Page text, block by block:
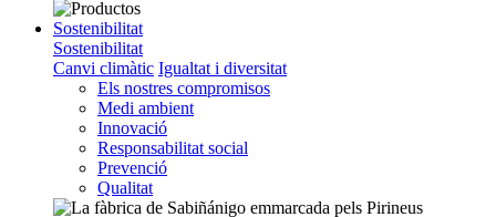
Sostenibilitat
Sostenibilitat
Canvi climàtic Igualtat i diversitat
Els nostres compromisos
Medi ambient
Innovació
Responsabilitat social
Prevenció
Qualitat